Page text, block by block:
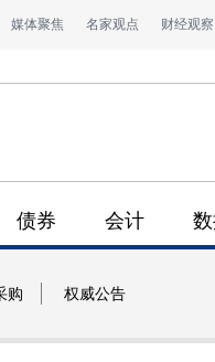
媒体聚焦 名家观点 财经观察
债券 会计
购 权威公告